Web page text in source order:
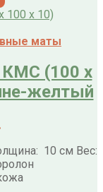
маты
(100 х
желтый
10 см Вес: